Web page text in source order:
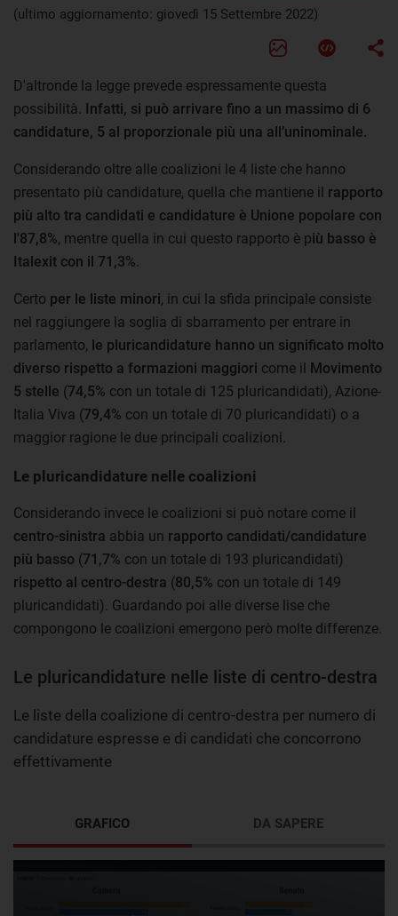
(ultimo aggiornamento: giovedì 15 Settembre 2022)
D'altronde la legge prevede espressamente questa
possibilità. Infatti, si può arrivare fino a un massimo di 6
candidature, 5 al proporzionale più una all’uninominale.
Considerando oltre alle coalizioni le 4 liste che hanno
presentato più candidature, quella che mantiene il rapporto
più alto tra candidati e candidature è Unione popolare con
l'87,8%, mentre quella in cui questo rapporto è più basso è
Italexit con il 71,3%
Certo per le liste minori, in cui la sfida principale consiste
nel raggiungere la soglia di sbarramento per entrare in
parlamento, le pluricandidature hanno un significato molto
diverso rispetto a formazioni maggiori come il Movimento
5 stelle (74,5% con un totale di 125 pluricandidati), Azione-
Italia Viva (79,4% con un totale di 70 pluricandidati) o a
maggior ragione le due principali coalizioni.
Le pluricandidature nelle coalizioni
Considerando invece le coalizioni si può notare come il
centro-sinistra abbia un rapporto candidati/candidature
più basso (71,7% con un totale di 193 pluricandidati)
rispetto al centro-destra (80,5% con un totale di 149
pluricandidati). Guardando poi alle diverse lise che
compongono le coalizioni emergono però molte differenze.
Le pluricandidature nelle liste di centro-destra
Le liste della coalizione di centro-destra per numero di
candidature espresse e di candidati che concorrono
effettivamente
GRAFICO DA SAPERE